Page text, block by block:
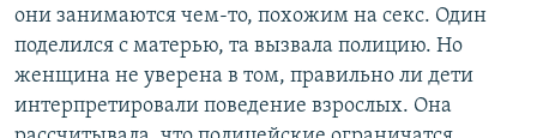
они занимаются чем-то, похожим на секс. Один
поделился с матерью, та вызвала полицию. Но
женщина не уверена в том, правильно ли дети
интерпретировали поведение взрослых. Она